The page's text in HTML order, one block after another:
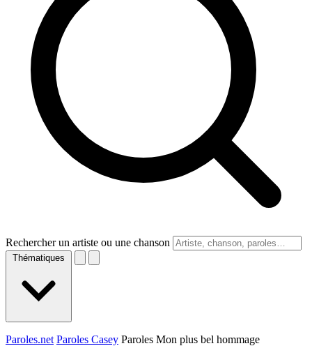
Rechercher un artiste ou une chanson
Thématiques
Paroles.net Paroles Casey Paroles Mon plus bel hommage